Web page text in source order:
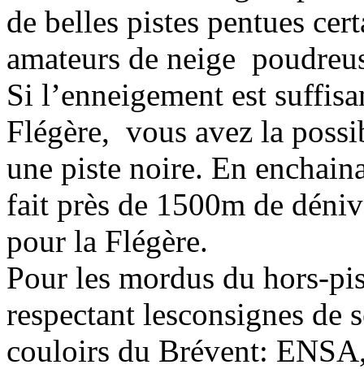
de belles pistes pentues
amateurs de neige
Si l’enneigement est
Flégère, vous avez la
une piste noire. En
fait près de 1500m de
pour la Flégère.
Pour les mordus du hors-
respectant lesconsignes de
couloirs du Brévent: